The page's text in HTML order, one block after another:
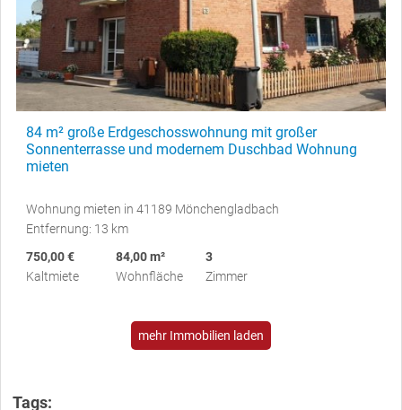
84 m² große Erdgeschosswohnung mit großer
Sonnenterrasse und modernem Duschbad Wohnung
mieten
Wohnung mieten in 41189 Mönchengladbach
Entfernung: 13 km
750,00 €
Kaltmiete
84,00 m²
Wohnfläche
3
Zimmer
mehr Immobilien laden
Tags: